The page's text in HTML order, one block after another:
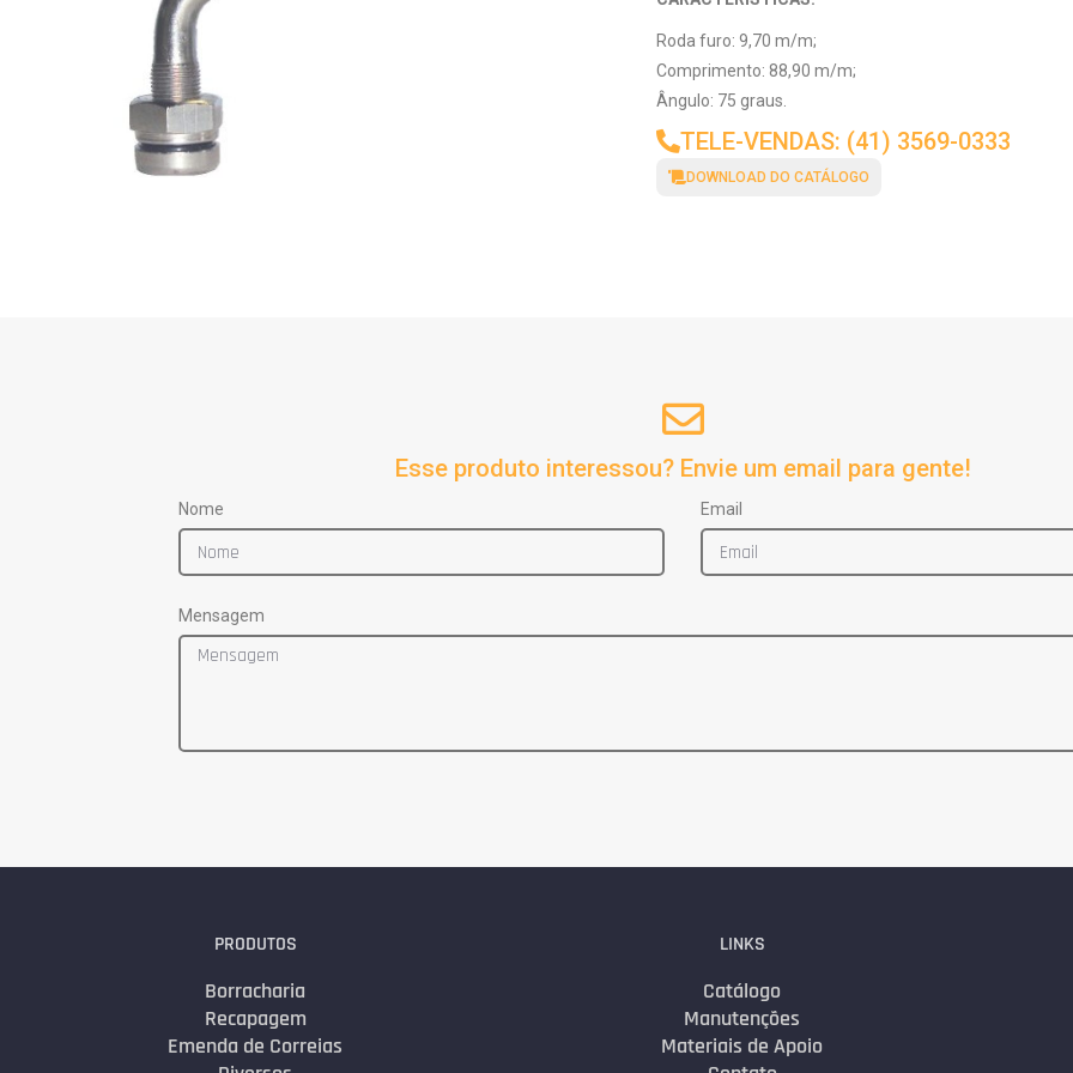
Roda furo: 9,70 m/m;
Comprimento: 88,90 m/m;
Ângulo: 75 graus.
TELE-VENDAS: (41) 3569-0333
DOWNLOAD DO CATÁLOGO
Esse produto interessou? Envie um email para gente!
Nome Email
Mensagem
PRODUTOS
Borracharia
Recapagem
Emenda de Correias
LINKS
Catálogo
Manutenções
Materiais de Apoio